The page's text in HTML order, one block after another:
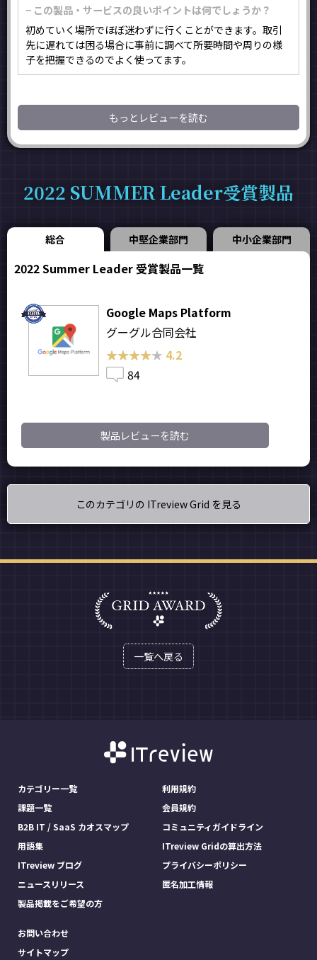
− この製品・サービスの良いポイントは何でしょうか？
初めていく場所でほぼ迷わずに行くことができます。取引
先に遅れては困る場合に事前に調べて所要時間や周りの様
子を把握できるのでよく使ってます。
もっとレビューを読む
2022 SUMMER Leader受賞製品
総合 中堅企業部門 中小企業部門
2022 Summer Leader 受賞製品一覧
Google Maps Platform
グーグル合同会社
★★★★★
★★★★★ 4.2
84
製品レビューを読む
このカテゴリの ITreview Grid を見る
一覧へ戻る
カテゴリー一覧
課題一覧
B2B IT / SaaS カオスマップ
用語集
ITreview ブログ
ニュースリリース
製品掲載をご希望の方
利用規約
会員規約
コミュニティガイドライン
ITreview Gridの算出方法
プライバシーポリシー
匿名加工情報
お問い合わせ
サイトマップ